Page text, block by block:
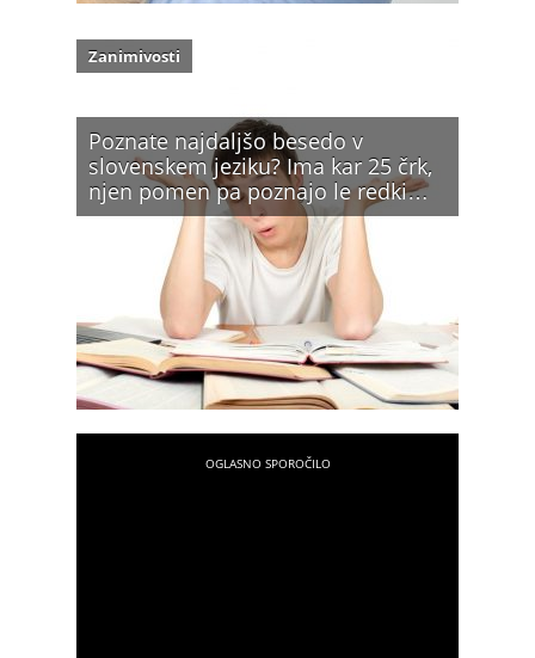
Poznate najdaljšo besedo v
slovenskem jeziku? Ima kar 25 črk,
njen pomen pa poznajo le redki…
Zanimivosti